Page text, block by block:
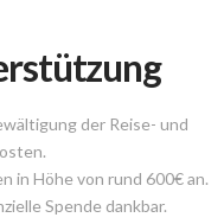
der Reise- und
in Höhe von rund 600€ an.
Spende dankbar.